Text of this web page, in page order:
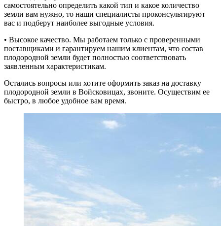
самостоятельно определить какой тип и какое количество
земли вам нужно, то наши специалисты проконсультируют
вас и подберут наиболее выгодные условия.
• Высокое качество. Мы работаем только с проверенными
поставщиками и гарантируем нашим клиентам, что состав
плодородной земли будет полностью соответствовать
заявленным характеристикам.
Остались вопросы или хотите оформить заказ на доставку
плодородной земли в Войсковицах, звоните. Осуществим ее
быстро, в любое удобное вам время.